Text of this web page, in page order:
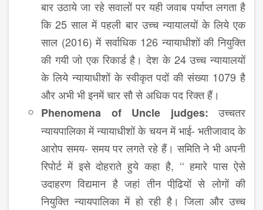
बार उठाये जा रहे सवालों पर यही जवाब पर्याप्त लगता है
कि 25 साल में पहली बार उच्च न्यायालयों के लिये एक
साल (2016) में सर्वाधिक 126 न्यायाधीशों की नियुक्ति
की गयी जो एक रिकार्ड है। देश के 24 उच्च न्यायालयों
के लिये न्यायाधीशों के स्वीकृत पदों की संख्या 1079 है
और अभी भी इनमें चार सौ से अधिक पद रिक्त हैं।
Phenomena of Uncle judges: उच्चतर
न्यायपालिका में न्यायाधीशों के चयन में भाई- भतीजावाद के
आरोप समय- समय पर लगते रहे हैं। समिति ने भी अपनी
रिपोर्ट में इसे दोहराते हुये कहा है, ‘‘ हमारे पास ऐसे
उदाहरण विद्यमान है जहां तीन पीढि़यों से लोगों की
नियुक्ति न्यायपालिका में हो रही है। जिला और उच्च